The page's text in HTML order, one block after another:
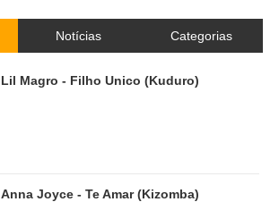
Notícias Categorias
Lil Magro - Filho Unico (Kuduro)
Anna Joyce - Te Amar (Kizomba)